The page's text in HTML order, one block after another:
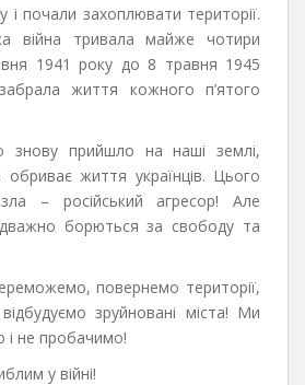
і почали захоплювати території.
війна тривала майже чотири
1941 року до 8 травня 1945
життя кожного п’ятого
знову прийшло на наші землі,
обриває життя українців. Цього
– російський агресор! Але
борються за свободу та
повернемо території,
зруйновані міста! Ми
і не пробачимо!
у війні!